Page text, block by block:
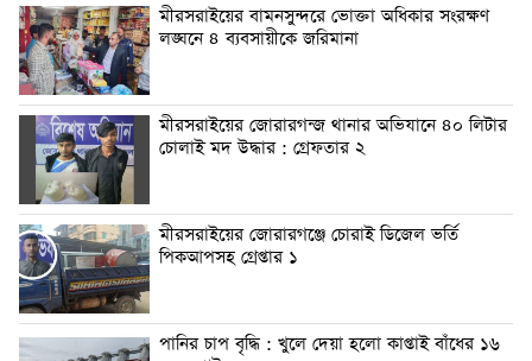
মীরসরাইয়ের বামনসুন্দরে ভোক্তা অধিকার সংরক্ষণ
লঙ্ঘনে ৪ ব্যবসায়ীকে জরিমানা
মীরসরাইয়ের জোরারগন্জ থানার অভিযানে ৪০ লিটার
চোলাই মদ উদ্ধার : গ্রেফতার ২
মীরসরাইয়ের জোরারগঞ্জে চোরাই ডিজেল ভর্তি
পিকআপসহ গ্রেপ্তার ১
পানির চাপ বৃদ্ধি : খুলে দেয়া হলো কাপ্তাই বাঁধের ১৬